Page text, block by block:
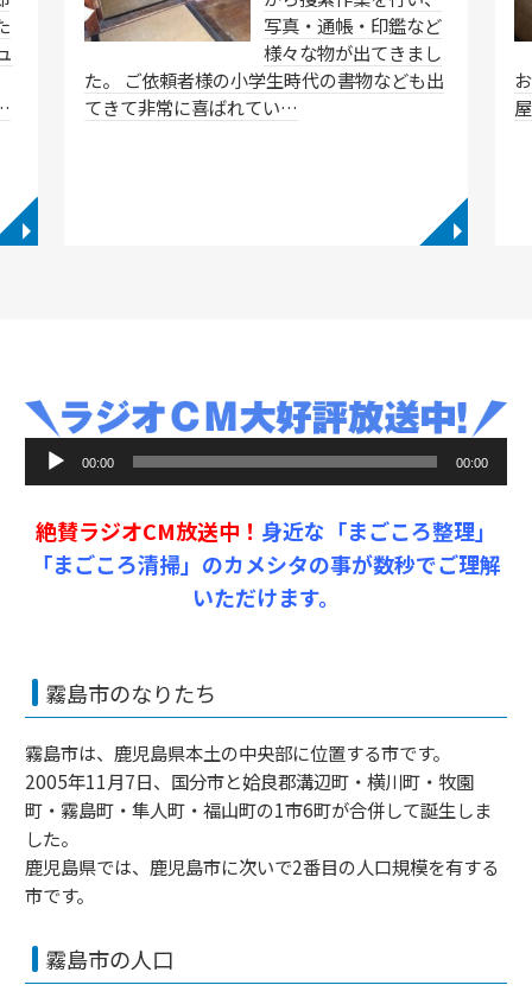
◥
写真・通帳・印鑑など
様々な物が出てきまし
た。 ご依頼者様の小学生時代の書物なども出
てきて非常に喜ばれてい…
◥
レ
00:00 00:00
絶賛ラジオCM放送中！ 身近な「まごころ整理」
「まごころ清掃」のカメシタの事が数秒でご理解
いただけます。
霧島市のなりたち
霧島市は、鹿児島県本土の中央部に位置する市です。
2005年11月7日、国分市と姶良郡溝辺町・横川町・牧園
町・霧島町・隼人町・福山町の1市6町が合併して誕生しま
した。
鹿児島県では、鹿児島市に次いで2番目の人口規模を有する
市です。
霧島市の人口